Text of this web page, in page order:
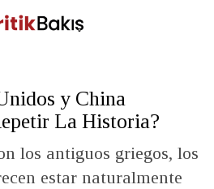
y China
La Historia?
los antiguos griegos, los
estar naturalmente